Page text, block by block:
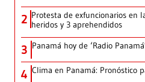
2 Protesta de exfuncionarios en
heridos y 3 aprehendidos
3 Panamá hoy de ‘Radio
4 Clima en Panamá: Pronóstico